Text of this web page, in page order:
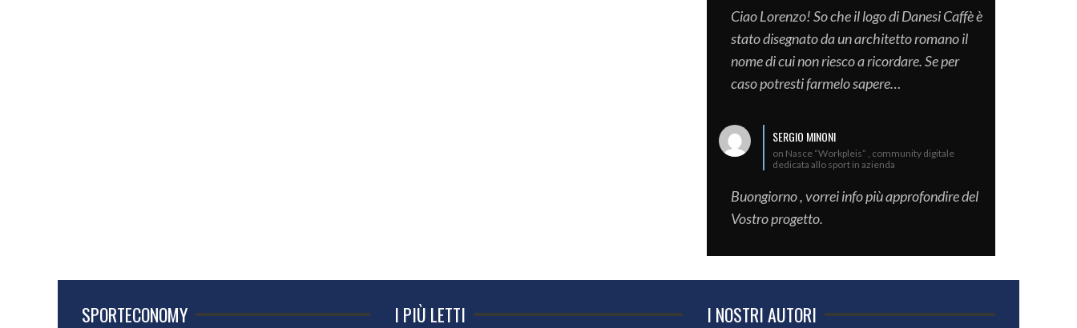
Ciao Lorenzo! So che il logo di Danesi Caffè è
stato disegnato da un architetto romano il
nome di cui non riesco a ricordare. Se per
caso potresti farmelo sapere…
SERGIO MINONI
on Nasce “Workpleis” , community digitale
dedicata allo sport in azienda
Buongiorno , vorrei info più approfondire del
Vostro progetto.
SPORTECONOMY I PIÙ LETTI I NOSTRI AUTORI